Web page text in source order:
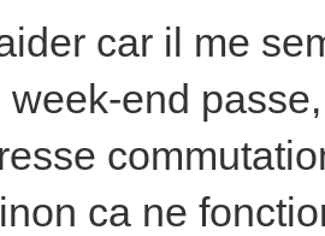
car il me
end
ca ne